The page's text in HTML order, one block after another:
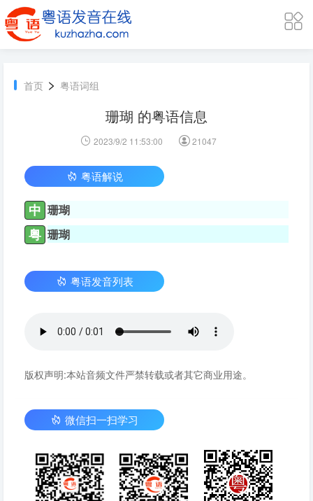
首页 > 粤语词组
珊瑚 的粤语信息
2023/9/2 11:53:00 21047
粤语解说
中 珊瑚
粤 珊瑚
粤语发音列表
版权声明:本站音频文件严禁转载或者其它商业用途。
微信扫一扫学习